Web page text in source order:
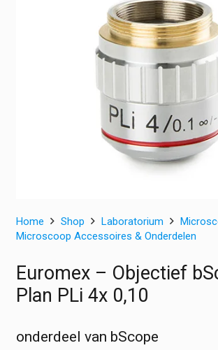
Home Shop Laboratorium
Microscoop Accessoires & Onderdelen
Euromex – Objectief
Plan PLi 4x 0,10
onderdeel van bScope